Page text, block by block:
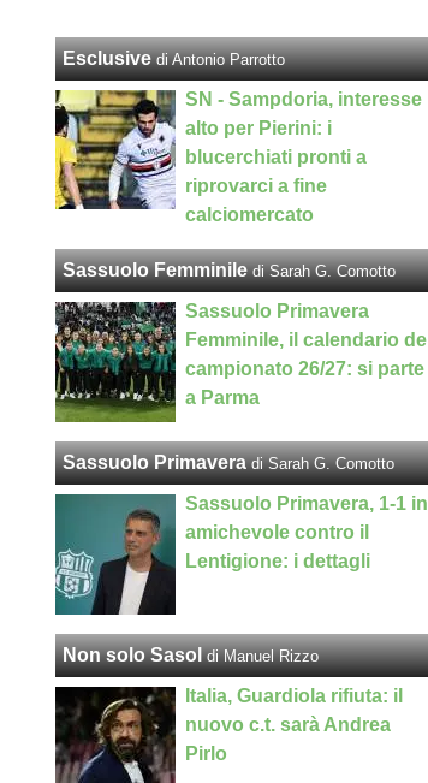
Esclusive di Antonio Parrotto
SN - Sampdoria, interesse
alto per Pierini: i
blucerchiati pronti a
riprovarci a fine
calciomercato
Sassuolo Femminile di Sarah G. Comotto
Sassuolo Primavera
Femminile, il calendario del
campionato 26/27: si parte
a Parma
Sassuolo Primavera di Sarah G. Comotto
Sassuolo Primavera, 1-1 in
amichevole contro il
Lentigione: i dettagli
Non solo Sasol di Manuel Rizzo
Italia, Guardiola rifiuta: il
nuovo c.t. sarà Andrea
Pirlo